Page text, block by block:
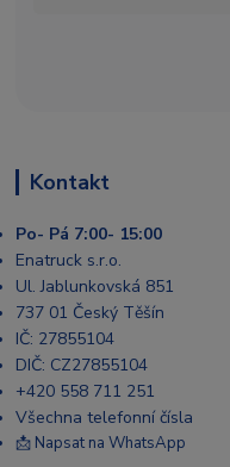
Kontakt
Po- Pá 7:00- 15:00
Enatruck s.r.o.
Ul. Jablunkovská 851
737 01 Český Těšín
IČ: 27855104
DIČ: CZ27855104
+420 558 711 251
Všechna telefonní čísla
📩 Napsat na WhatsApp